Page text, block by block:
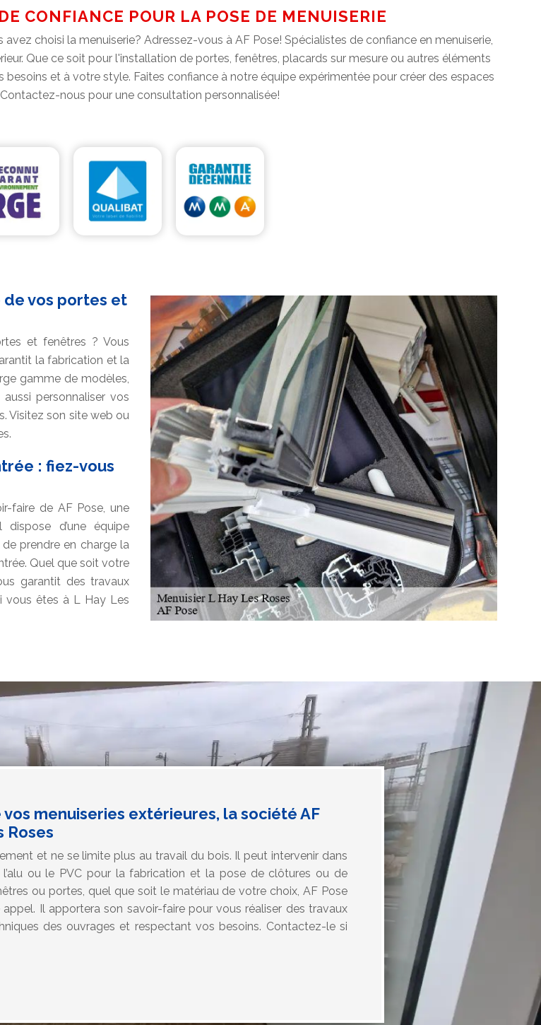
CONFIANCE POUR LA POSE DE MENUISERIE
choisi la menuiserie? Adressez-vous à AF Pose! Spécialistes de confiance en menuiserie,
Que ce soit pour l'installation de portes, fenêtres, placards sur mesure ou autres éléments
et à votre style. Faites confiance à notre équipe expérimentée pour créer des espaces
nous pour une consultation personnalisée!
de vos portes et
et fenêtres ? Vous
la fabrication et la
gamme de modèles,
personnaliser vos
Visitez son site web ou
: fiez-vous
faire de AF Pose, une
d’une équipe
prendre en charge la
Quel que soit votre
garantit des travaux
vous êtes à L Hay Les
menuiseries extérieures, la société AF
Roses
et ne se limite plus au travail du bois. Il peut intervenir dans
l’alu ou le PVC pour la fabrication et la pose de clôtures ou de
ou portes, quel que soit le matériau de votre choix, AF Pose
Il apportera son savoir-faire pour vous réaliser des travaux
des ouvrages et respectant vos besoins. Contactez-le si